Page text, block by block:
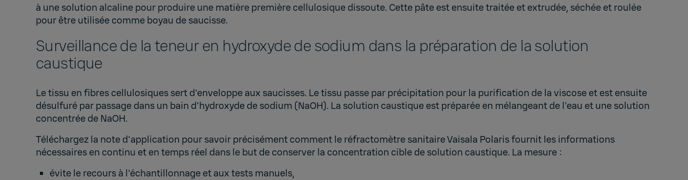
à une solution alcaline pour produire une matière première cellulosique dissoute. Cette pâte est ensuite traitée et extrudée, séchée et roulée
pour être utilisée comme boyau de saucisse.
Surveillance de la teneur en hydroxyde de sodium dans la préparation de la solution
caustique
Le tissu en fibres cellulosiques sert d'enveloppe aux saucisses. Le tissu passe par précipitation pour la purification de la viscose et est ensuite
désulfuré par passage dans un bain d'hydroxyde de sodium (NaOH). La solution caustique est préparée en mélangeant de l'eau et une solution
concentrée de NaOH.
Téléchargez la note d'application pour savoir précisément comment le réfractomètre sanitaire Vaisala Polaris fournit les informations
nécessaires en continu et en temps réel dans le but de conserver la concentration cible de solution caustique. La mesure :
évite le recours à l'échantillonnage et aux tests manuels,